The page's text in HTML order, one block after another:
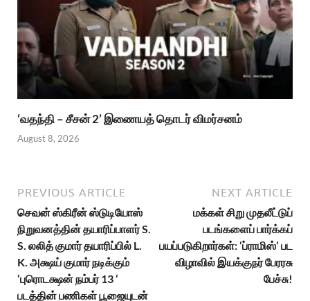
‘வதந்தி – சீசன் 2’ இணையத் தொடர் விமர்சனம்
August 8, 2026
PREVIOUS ARTICLE
செவன் ஸ்கிரீன் ஸ்டுடியோஸ்
நிறுவனத்தின் தயாரிப்பாளர் S.
S. லலித் குமார் தயாரிப்பில் L.
K. அக்ஷய் குமார் நடிக்கும்
‘புரொடக்ஷன் நம்பர் 13 ‘
படத்தின் பணிகள் பூஜையுடன்
NEXT ARTICLE
மக்கள் சிறு முதலீட்டுப்
படங்களைப் பார்க்கப்
பயப்படுகிறார்கள்: ‘ப்ராமிஸ்’ பட
விழாவில் இயக்குநர் பேரரசு
பேச்சு!